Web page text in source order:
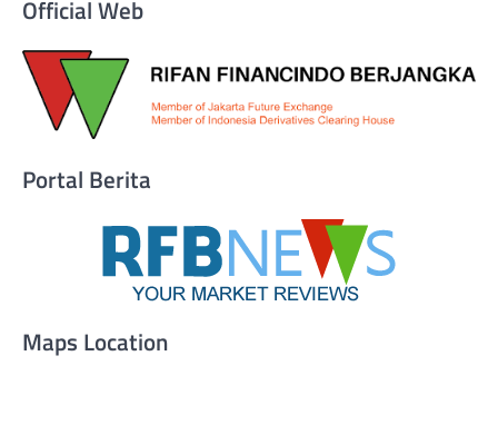
Official Web
Portal Berita
Maps Location